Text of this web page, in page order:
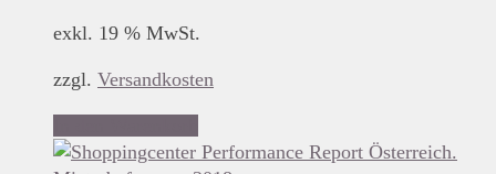
exkl. 19 % MwSt.
zzgl. Versandkosten